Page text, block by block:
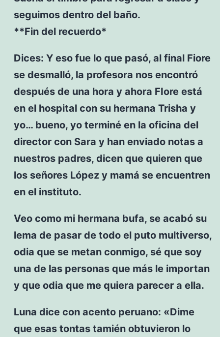
seguimos dentro del baño.
**Fin del recuerdo*
Dices: Y eso fue lo que pasó, al final Fiore
se desmalló, la profesora nos encontró
después de una hora y ahora FIore está
en el hospital con su hermana Trisha y
yo… bueno, yo terminé en la oficina del
director con Sara y han enviado notas a
nuestros padres, dicen que quieren que
los señores López y mamá se encuentren
en el instituto.
Veo como mi hermana bufa, se acabó su
lema de pasar de todo el puto multiverso,
odia que se metan conmigo, sé que soy
una de las personas que más le importan
y que odia que me quiera parecer a ella.
Luna dice con acento peruano: «Dime
que esas tontas tamién obtuvieron lo